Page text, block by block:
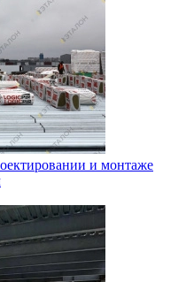
и монтаже